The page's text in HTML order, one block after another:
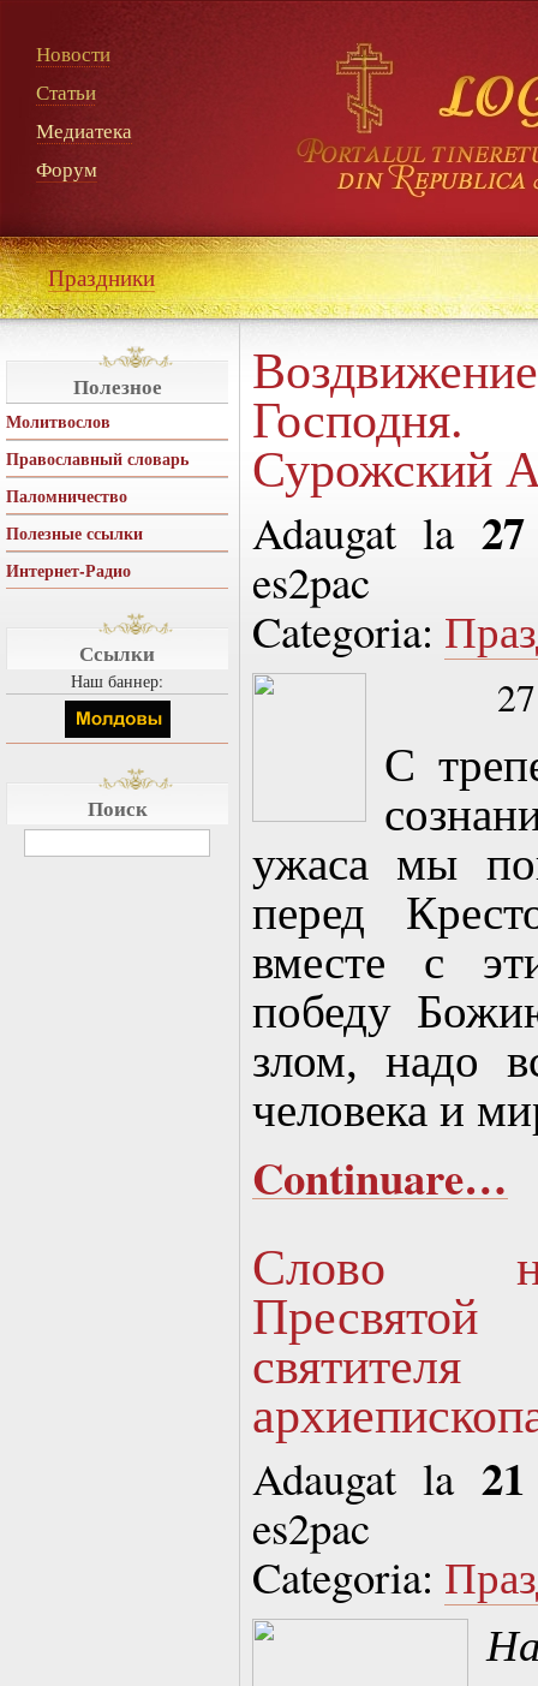
Новости
Статьи
Медиатека
Форум
Праздники
Полезное
Молитвослов
Православный словарь
Паломничество
Полезные ссылки
Интернет-Радио
Ссылки
Наш баннер:
Поиск
Сурожский
Adaugat la
es2pac
Categoria:
С
ужаса мы
перед
вместе с
победу
злом, надо
человека и
Continuare…
Слово
Adaugat la
es2pac
Categoria: